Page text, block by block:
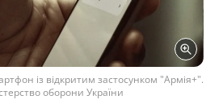
із відкритим застосунком "Армія+".
оборони України